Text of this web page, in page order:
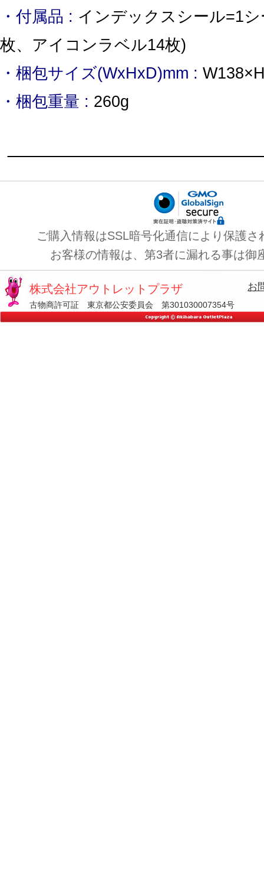
・付属品 : インデックスシール=1
枚、アイコンラベル14枚)
・梱包サイズ(WxHxD)mm :
・梱包重量 : 260g
ご購入情報はSSL暗号化通信により保護さ
お客様の情報は、第3者に漏れる事は御
株式会社アウトレットプラザ
古物商許可証 東京都公安委員会 第301030007354号
お